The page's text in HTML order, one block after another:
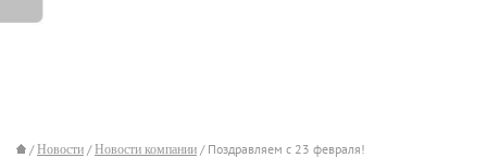
/Новости /Новости компании / Поздравляем с 23 февраля!